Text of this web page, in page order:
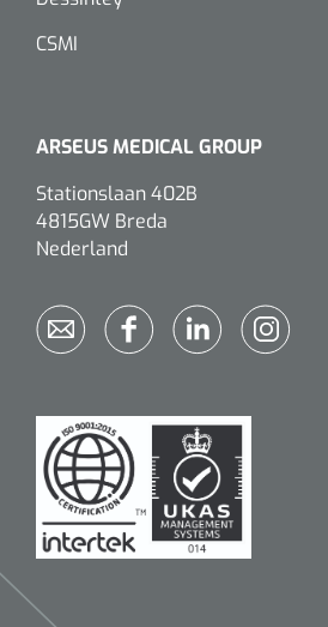
Gyneas
Endobiopsie - standaard model
CSMI
ARSEUS MEDICAL GROUP
Stationslaan 402B
4815GW Breda
Nederland